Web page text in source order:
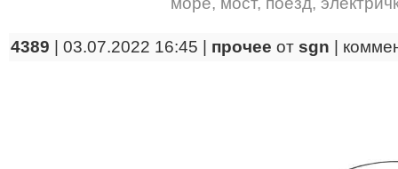
4389 | 03.07.2022 16:45 | прочее от sgn